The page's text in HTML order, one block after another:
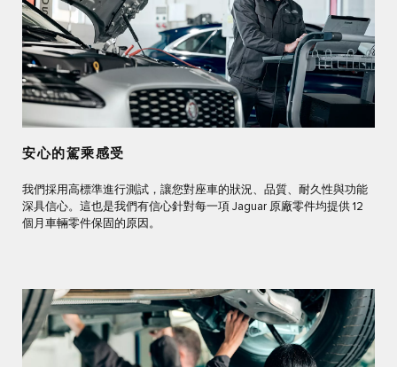
安心的駕乘感受
我們採用高標準進行測試，讓您對座車的狀況、品質、耐久性與功能
深具信心。這也是我們有信心針對每一項 Jaguar 原廠零件均提供 12
個月車輛零件保固的原因。